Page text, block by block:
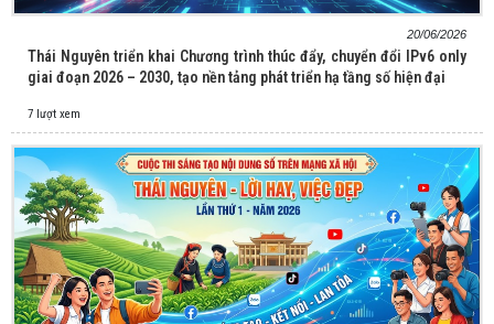
20/06/2026
Thái Nguyên triển khai Chương trình thúc đẩy, chuyển đổi IPv6 only
giai đoạn 2026 – 2030, tạo nền tảng phát triển hạ tầng số hiện đại
7 lượt xem